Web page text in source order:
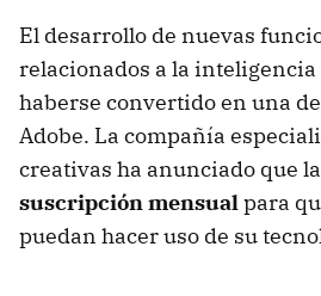
El desarrollo de nuevas
relacionados a la
haberse convertido en una
Adobe. La compañía
creativas ha anunciado que
suscripción mensualpara
puedan hacer uso de su